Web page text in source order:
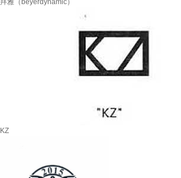
拜雅（beyerdynamic）
KZ